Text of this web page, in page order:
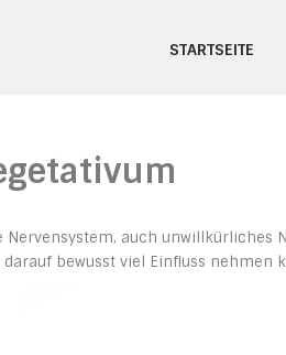
STARTSEITE
Nervensystem, auch
darauf bewusst viel Einfluss nehmen